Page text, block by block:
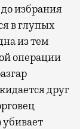
избрания
в глупых
из тем
операции
друг